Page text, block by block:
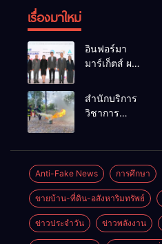
เรื่องมาใหม่
อินฟอร์มา
มาร์เก็ตส์ ผนึก
ธุรกิจท่อง
เที่ยว-บริการ
Thailand
2026 เชื่อม 4
งานใหญ่
สร้างโอกาส
ธุรกิจครบ
วงจร ด้วยครับ
สำนักบริการ
วิชาการ
เพลิงขั้นต้น”
ยกระดับ
ศักยภาพเจ้า
หน้าที่ท้องถิ่น
รับมืออัคคีภัย
Anti-Fake News การศึกษา
ขายบ้าน-ที่ดิน-อสังหาริมทรัพย์
ข่าวประจำวัน ข่าวพลังงาน